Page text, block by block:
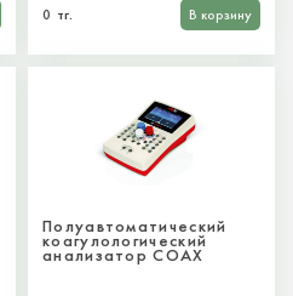
0 тг. В корзину
Полуавтоматический
коагулологический
анализатор COAX